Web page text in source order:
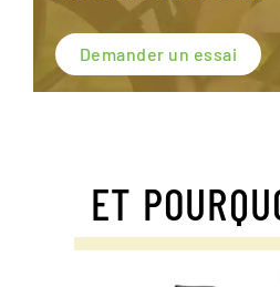
Demander un essai
ET